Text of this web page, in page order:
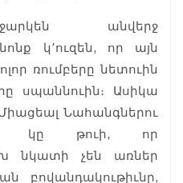
անվերջ
կ՚ուզեն, որ այն
ռումբերը նետուին
սպաննուին։ Ասիկա
Նահանգներու
կը թուի, որ
նկատի չեն առներ
բովանդակութիւնը,